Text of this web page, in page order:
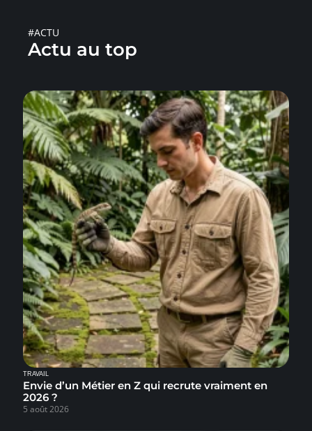
#ACTU
Actu au top
TRAVAIL
Envie d’un Métier en Z qui recrute vraiment en
2026 ?
5 août 2026